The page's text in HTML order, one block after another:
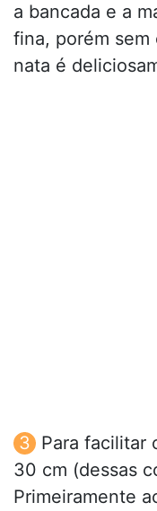
a bancada e a
fina, porém sem
nata é
Para facilitar
30 cm (dessas
Primeiramente